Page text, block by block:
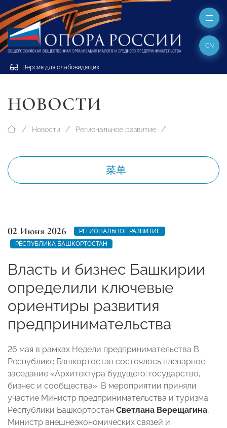
Версия для слабовидящих
CN
НОВОСТИ
Новости Региональное развитие
菜单
02 Июня 2026
РЕГИОНАЛЬНОЕ РАЗВИТИЕ
РЕСПУБЛИКА БАШКОРТОСТАН
Власть и бизнес Башкирии
определили ключевые
ориентиры развития
предпринимательства
26 мая в рамках Недели предпринимательства В
Республике Башкортостан состоялось пленарное
заседание «Архитектура будущего: государство,
бизнес и сообщества». В мероприятии приняли
участие Министр предпринимательства и туризма
Республики Башкортостан Светлана Верещагина,
Министр внешнеэкономических связей и